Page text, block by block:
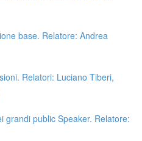
base. Relatore: Andrea
Relatori: Luciano Tiberi,
grandi public Speaker. Relatore: